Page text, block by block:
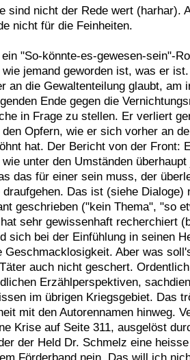
sind nicht der Rede wert (harhar).
nicht für die Feinheiten.
"So-könnte-es-gewesen-sein"-
jemand geworden ist, was er
an die Gewaltenteilung glaubt, am
Ende gegen die
in Frage zu stellen. Er verliert
Opfern, wie er sich vorher an
hat. Der Bericht von der Front:
unter den Umständen
das für einer sein muss, der
draufgehen. Das ist (siehe Dialoge)
geschrieben ("kein Thema", "so
sehr gewissenhaft recherchiert
sich bei der Einfühlung in seinen
Geschmacklosigkeit. Aber was
auch nicht geschert.
Erzählperspektiven,
im übrigen Kriegsgebiet. Das
mit den Autorennamen hinweg.
Krise auf Seite 311, ausgelöst
der Held Dr. Schmelz eine